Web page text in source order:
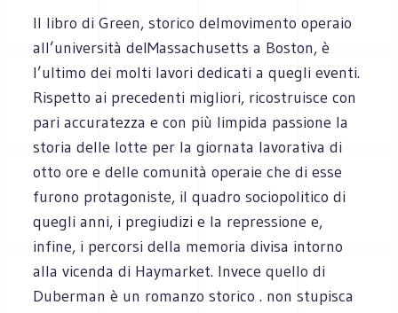
Il libro di Green, storico delmovimento operaio
all’università delMassachusetts a Boston, è
l’ultimo dei molti lavori dedicati a quegli eventi.
Rispetto ai precedenti migliori, ricostruisce con
pari accuratezza e con più limpida passione la
storia delle lotte per la giornata lavorativa di
otto ore e delle comunità operaie che di esse
furono protagoniste, il quadro sociopolitico di
quegli anni, i pregiudizi e la repressione e,
infine, i percorsi della memoria divisa intorno
alla vicenda di Haymarket. Invece quello di
Duberman è un romanzo storico . non stupisca